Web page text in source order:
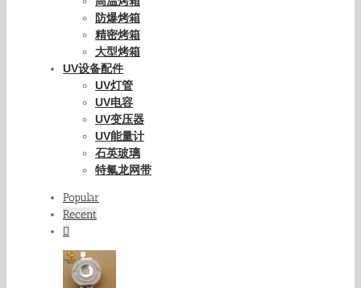
防爆烤箱
精密烤箱
大型烤箱
UV设备配件
UV灯管
UV电容
UV变压器
UV能量计
石英玻璃
特氟龙网带
Popular
Recent